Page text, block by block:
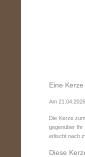
Eine
Am
Die Kerze
gegenüber Ihr
erlischt nach
Diese